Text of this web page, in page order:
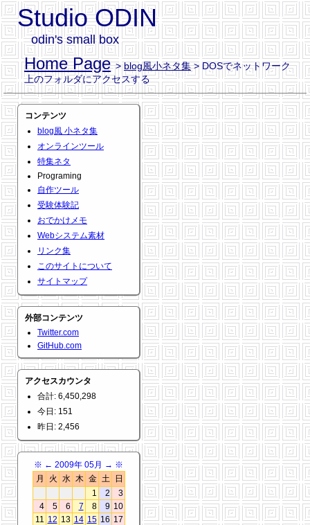
Studio ODIN
odin's small box
Home Page >blog風小ネタ集> DOSでネットワーク
上のフォルダにアクセスする
コンテンツ
blog風 小ネタ集
オンラインツール
特集ネタ
Programing
自作ツール
受験体験記
おでかけメモ
Webシステム素材
リンク集
このサイトについて
サイトマップ
外部コンテンツ
Twitter.com
GitHub.com
アクセスカウンタ
合計: 6,450,298
今日: 151
昨日: 2,456
※ ← 2009年 05月 → ※
月
火 水 木 金 土
日
1
2
3
4
5 6 7 8 9 10
11 12 13 14 15 16 17